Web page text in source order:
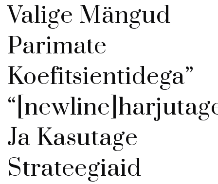
Valige Mängud
Parimate
Koefitsientidega”
Ja Kasutage
Strateegiaid